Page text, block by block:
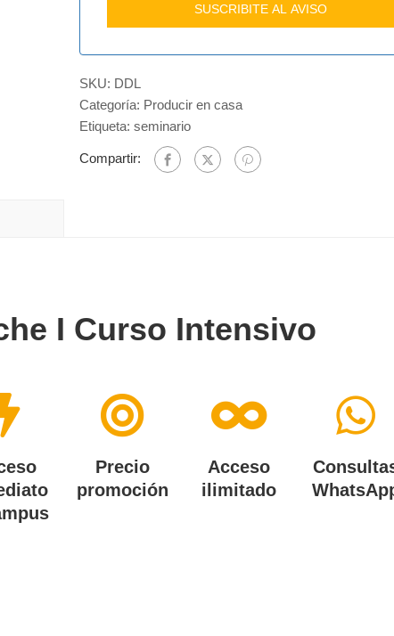
SUSCRIBITE AL AVISO
SKU: DDL
Categoría: Producir en casa
Etiqueta: seminario
Compartir:
I Curso Intensivo
Precio
promoción
Acceso
ilimitado